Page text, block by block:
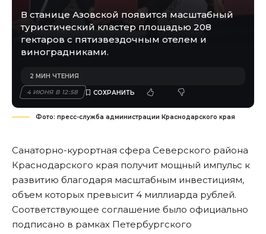
В станице Азовской появится масштабный
туристический кластер площадью 208
гектаров с пятизвездочным отелем и
виноградниками.
4 ИЮНЯ В 12:58
2 МИН ЧТЕНИЯ
Фото: пресс-служба администрации Краснодарского края
Санаторно-курортная сфера Северского района
Краснодарского края получит мощный импульс к
развитию благодаря масштабным инвестициям,
объем которых превысит 4 миллиарда рублей.
Соответствующее соглашение было официально
подписано в рамках Петербургского